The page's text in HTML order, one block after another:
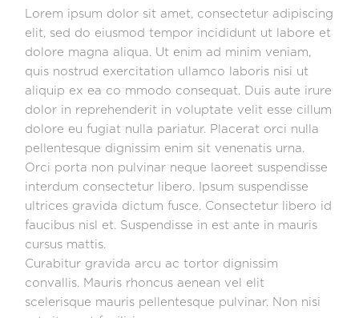
Lorem ipsum dolor sit amet, consectetur adipiscing
elit, sed do eiusmod tempor incididunt ut labore et
dolore magna aliqua. Ut enim ad minim veniam,
quis nostrud exercitation ullamco laboris nisi ut
aliquip ex ea co mmodo consequat. Duis aute irure
dolor in reprehenderit in voluptate velit esse cillum
dolore eu fugiat nulla pariatur. Placerat orci nulla
pellentesque dignissim enim sit venenatis urna.
Orci porta non pulvinar neque laoreet suspendisse
interdum consectetur libero. Ipsum suspendisse
ultrices gravida dictum fusce. Consectetur libero id
faucibus nisl et. Suspendisse in est ante in mauris
cursus mattis.
Curabitur gravida arcu ac tortor dignissim
convallis. Mauris rhoncus aenean vel elit
scelerisque mauris pellentesque pulvinar. Non nisi